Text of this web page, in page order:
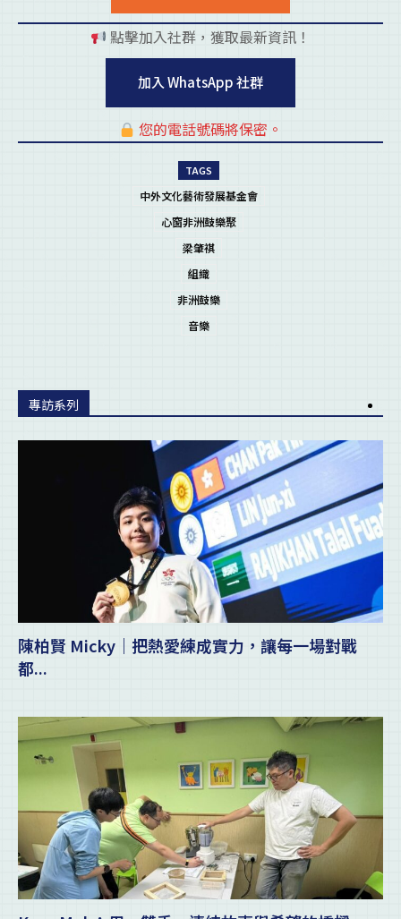
點擊加入社群，獲取最新資訊！
加入 WhatsApp 社群
您的電話號碼將保密。
TAGS
中外文化藝術發展基金會
心窗非洲鼓樂聚
梁肇祺
組織
非洲鼓樂
音樂
專訪系列
陳柏賢 Micky｜把熱愛練成實力，讓每一場對戰
都...